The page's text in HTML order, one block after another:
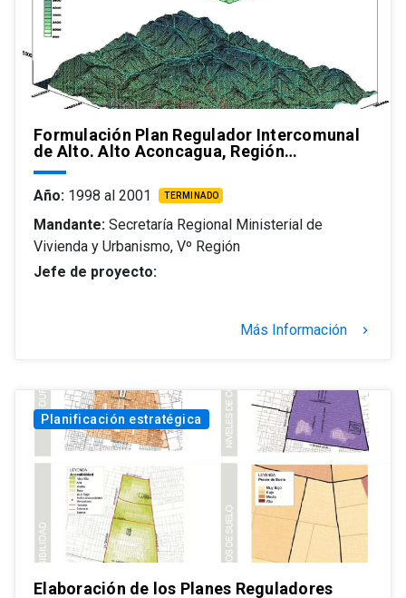
Formulación Plan Regulador Intercomunal
de Alto. Alto Aconcagua, Región…
Año: 1998 al 2001 TERMINADO
Mandante: Secretaría Regional Ministerial de
Vivienda y Urbanismo, Vº Región
Jefe de proyecto:
Más Información keyboard_arrow_right
Planificación estratégica
Elaboración de los Planes Reguladores